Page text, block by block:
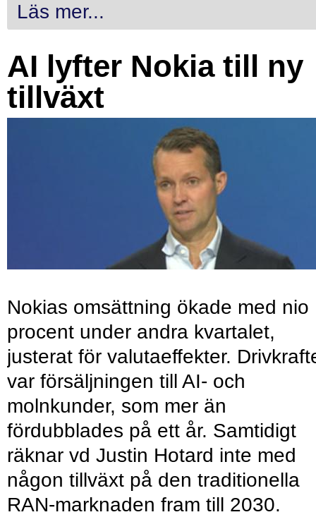
Läs mer...
AI lyfter Nokia till ny
tillväxt
Nokias omsättning ökade med nio
procent under andra kvartalet,
justerat för valutaeffekter.
var försäljningen till AI- och
molnkunder, som mer än
fördubblades på ett år. Samtidigt
räknar vd Justin Hotard inte med
någon tillväxt på den traditionella
RAN-marknaden fram till 2030.